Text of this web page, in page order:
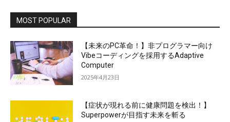
MOST POPULAR
【未来のPC革命！】非プログラマー向け
Vibeコーディングを採用するAdaptive
Computer
2025年4月23日
【症状が現れる前に健康問題を検出！】
Superpowerが目指す未来を斬る